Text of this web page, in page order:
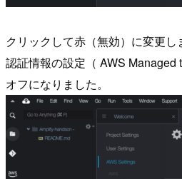
クリックして赤（無効）に変更
認証情報の設定（ AWS Managed
オフになりました。